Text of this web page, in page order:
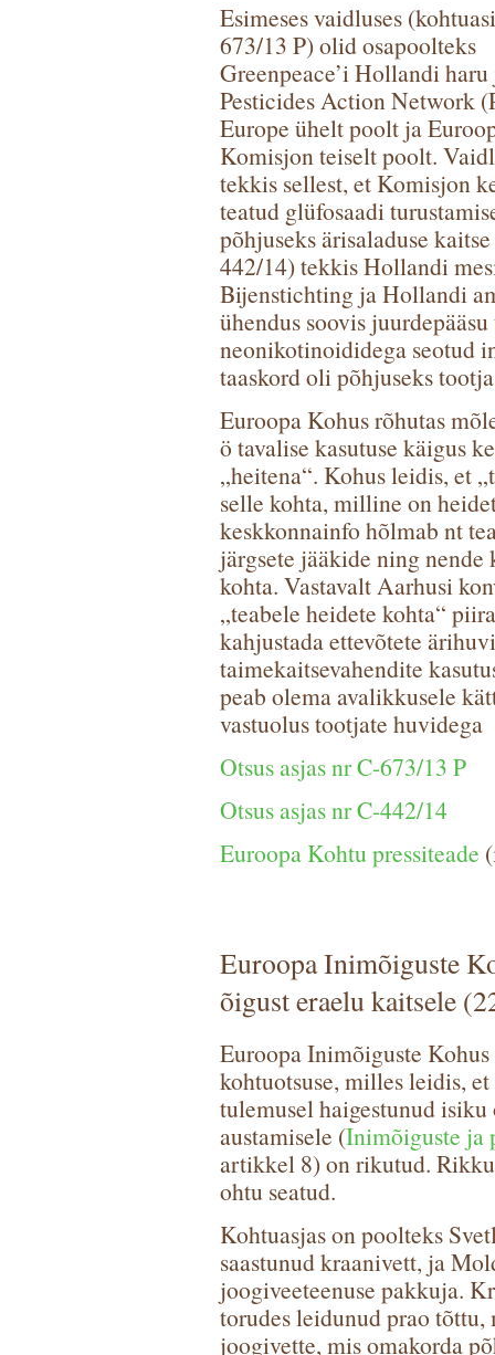
Esimeses vaidluses
673/13 P) olid osapoolteks
Greenpeace’i Hollandi haru
Pesticides Action Network
Europe ühelt poolt ja
Komisjon teiselt poolt.
tekkis sellest, et Komisjon
teatud glüfosaadi
põhjuseks ärisaladuse
442/14) tekkis Hollandi
Bijenstichting ja Hollandi
ühendus soovis
neonikotinoididega seotud
taaskord oli põhjuseks
Euroopa Kohus rõhutas
ö tavalise kasutuse käigus
„heitena“. Kohus leidis, et
selle kohta, milline on
keskkonnainfo hõlmab nt
järgsete jääkide ning nende
kohta. Vastavalt Aarhusi
„teabele heidete kohta“
kahjustada ettevõtete
taimekaitsevahendite
peab olema avalikkusele
vastuolus tootjate huvidega
Otsus asjas nr C-673/13 P
Otsus asjas nr C-442/14
Euroopa Kohtu pressiteade
Euroopa Inimõiguste
õigust eraelu kaitsele
Euroopa Inimõiguste
kohtuotsuse, milles leidis,
tulemusel haigestunud
austamisele (Inimõiguste ja
artikkel 8) on rikutud.
ohtu seatud.
Kohtuasjas on poolteks
saastunud kraanivett, ja
joogiveeteenuse pakkuja.
torudes leidunud prao
joogivette, mis omakorda